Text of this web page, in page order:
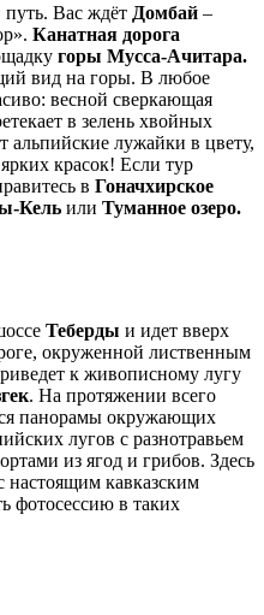
путь. Вас ждёт Домбай –
Канатная дорога
горы Мусса-Ачитара.
вид на горы. В любое
весной сверкающая
в зелень хвойных
альпийские лужайки в цвету,
красок! Если тур
в Гоначхирское
Кель или Туманное озеро.
Теберды и идет вверх
окруженной лиственным
к живописному лугу
. На протяжении всего
панорамы окружающих
лугов с разнотравьем
из ягод и грибов. Здесь
кавказским
фотосессию в таких